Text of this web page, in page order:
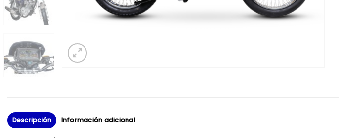
Descripción Información adicional